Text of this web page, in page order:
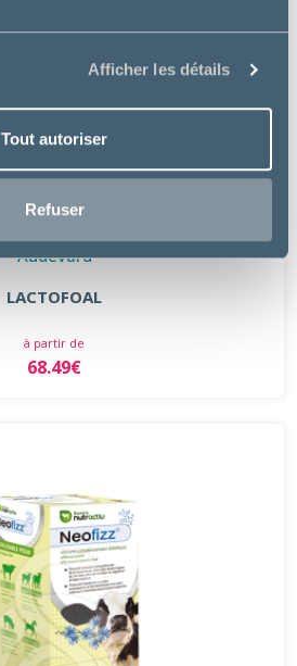
Afficher les détails
Tout autoriser
Refuser
Audevard
LACTOFOAL
à partir de
68.49€